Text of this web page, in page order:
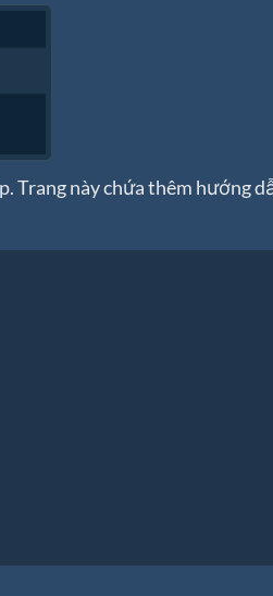
Trang này chứa thêm hướng